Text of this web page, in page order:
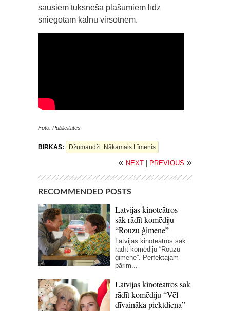
sausiem tuksneša plašumiem līdz
sniegotām kalnu virsotnēm.
Foto: Publicitātes
BIRKAS: Džumandži: Nākamais Līmenis
« NEXT PREVIOUS »
RECOMMENDED POSTS
Latvijas kinoteātros
sāk rādīt komēdiju
“Rouzu ģimene”
Latvijas kinoteātros sāk
rādīt komēdiju “Rouzu
ģimene”. Perfektajam
pārim...
Latvijas kinoteātros sāk
rādīt komēdiju “Vēl
dīvaināka piektdiena”